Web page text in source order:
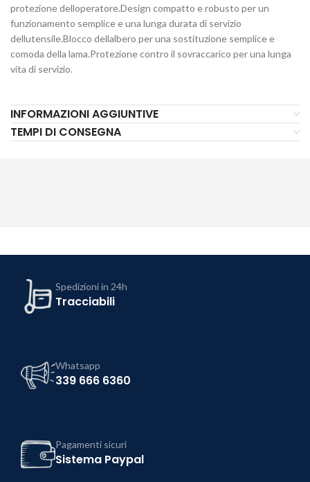
protezione delloperatore.Design compatto e robusto per un
funzionamento semplice e una lunga durata di servizio
dellutensile.Blocco dellalbero per una sostituzione semplice e
comoda della lama.Protezione contro il sovraccarico per una lunga
vita di servizio.
INFORMAZIONI AGGIUNTIVE
TEMPI DI CONSEGNA
Spedizioni in 24h
Tracciabili
Whatsapp
339 666 6360
Pagamenti sicuri
Sistema Paypal